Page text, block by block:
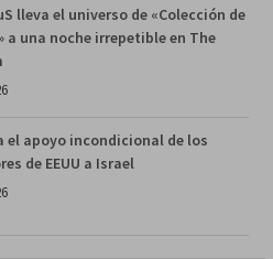
lleva el universo de «Colección de
a una noche irrepetible en The
el apoyo incondicional de los
de EEUU a Israel